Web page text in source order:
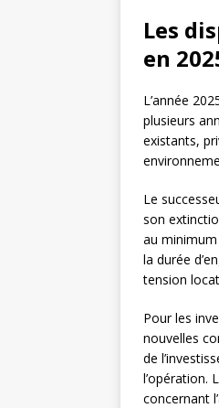
Les
en
L’année
plusieurs
existants,
Le
son
au
la durée
tension
Pour les
nouvelles
de
l’opération.
concernant